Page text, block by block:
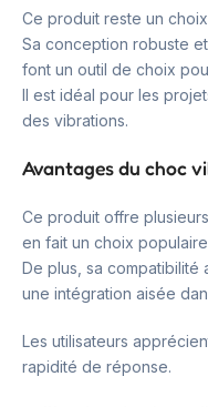
Ce produit reste un
Sa conception robuste
font un outil de choix
Il est idéal pour les
des vibrations.
Avantages du choc
Ce produit offre
en fait un choix
De plus, sa
une intégration aisée
Les utilisateurs
rapidité de réponse.